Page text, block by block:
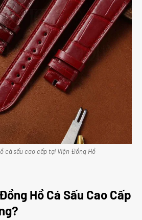
cá sấu cao cấp tại Viện Đồng Hồ
Hồ Cá Sấu Cao Cấp